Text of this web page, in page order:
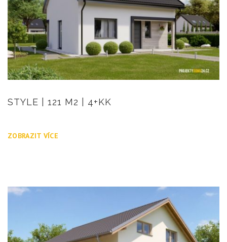
STYLE | 121 M2 | 4+KK
ZOBRAZIT VÍCE